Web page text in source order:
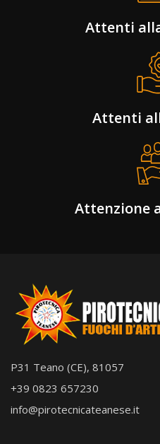
Attenti
Attenti
Attenzione
P31 Teano (CE), 81057
+39 0823 657230
info@pirotecnicateanese.it